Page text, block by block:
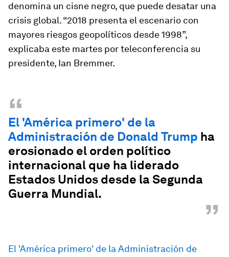
denomina un cisne negro, que puede desatar una
crisis global. “2018 presenta el escenario con
mayores riesgos geopolíticos desde 1998”,
explicaba este martes por teleconferencia su
presidente, Ian Bremmer.
“
El 'América primero' de la
Administración de Donald Trump ha
erosionado el orden político
internacional que ha liderado
Estados Unidos desde la Segunda
Guerra Mundial.
”
El 'América primero' de la Administración de